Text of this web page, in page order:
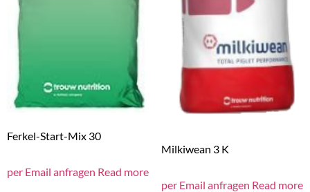
Ferkel-Start-Mix 30
per Email anfragen Read more
Milkiwean 3 K
per Email anfragen Read more